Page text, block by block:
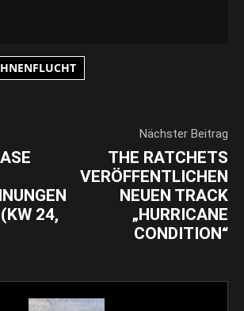
24,
Nächster Beitrag
THE RATCHETS
VERÖFFENTLICHEN
NEUEN TRACK
„HURRICANE
CONDITION“